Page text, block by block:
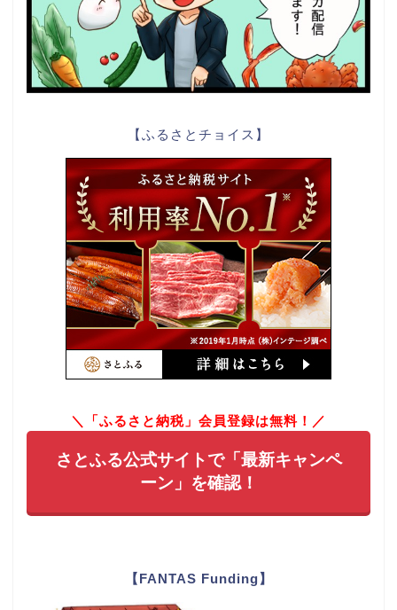
【ふるさとチョイス】
＼「ふるさと納税」会員登録は無料！／
さとふる公式サイトで「最新キャンペ
ーン」を確認！
【FANTAS Funding】